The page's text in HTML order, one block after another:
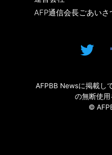
AFP通信会長ごあいさ
AFPBB Newsに掲載し
の無断使用
©